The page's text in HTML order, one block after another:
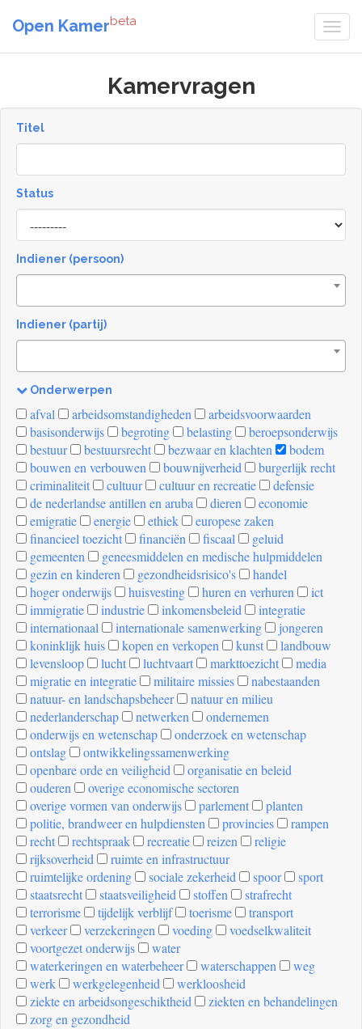
Open Kamerbeta
Kamervragen
Titel
Status
[invalid
name]
Indiener (persoon)
Indiener (partij)
Onderwerpen
[invalid
name]
afval arbeidsomstandigheden
arbeidsvoorwaarden
basisonderwijs
begroting belasting
beroepsonderwijs
bestuur
bestuursrecht bezwaar en klachten
bodem
bouwen en verbouwen
bouwnijverheid
burgerlijk recht
criminaliteit
cultuur cultuur en recreatie
defensie
de nederlandse antillen en aruba
dieren
economie
emigratie
energie ethiek
europese zaken
financieel toezicht
financiën fiscaal
geluid
gemeenten
geneesmiddelen en medische hulpmiddelen
gezin en kinderen
gezondheidsrisico's
handel
hoger onderwijs
huisvesting huren en verhuren
ict
immigratie
industrie inkomensbeleid
integratie
internationaal
internationale samenwerking
jongeren
koninklijk huis
kopen en verkopen kunst
landbouw
levensloop
lucht luchtvaart markttoezicht
media
migratie en integratie
militaire missies
nabestaanden
natuur- en landschapsbeheer
natuur en milieu
nederlanderschap
netwerken
ondernemen
onderwijs en wetenschap
onderzoek en wetenschap
ontslag
ontwikkelingssamenwerking
openbare orde en veiligheid
organisatie en beleid
ouderen
overige economische sectoren
overige vormen van onderwijs
parlement
planten
politie, brandweer en hulpdiensten
provincies
rampen
recht
rechtspraak recreatie reizen
religie
rijksoverheid
ruimte en infrastructuur
ruimtelijke ordening
sociale zekerheid spoor
sport
staatsrecht
staatsveiligheid stoffen
strafrecht
terrorisme
tijdelijk verblijf toerisme
transport
verkeer
verzekeringen voeding
voedselkwaliteit
voortgezet onderwijs
water
waterkeringen en waterbeheer
waterschappen
weg
werk
werkgelegenheid
werkloosheid
ziekte en arbeidsongeschiktheid
ziekten en behandelingen
zorg en gezondheid